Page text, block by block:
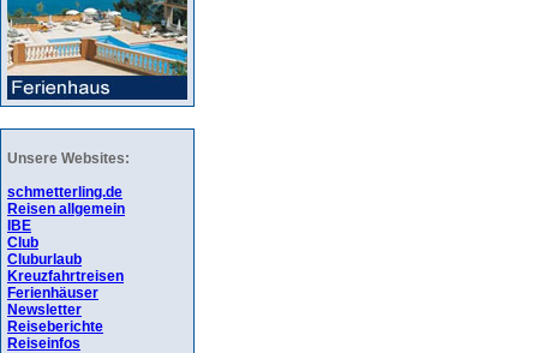
Unsere Websites:
schmetterling.de
Reisen allgemein
IBE
Club
Cluburlaub
Kreuzfahrtreisen
Ferienhäuser
Newsletter
Reiseberichte
Reiseinfos